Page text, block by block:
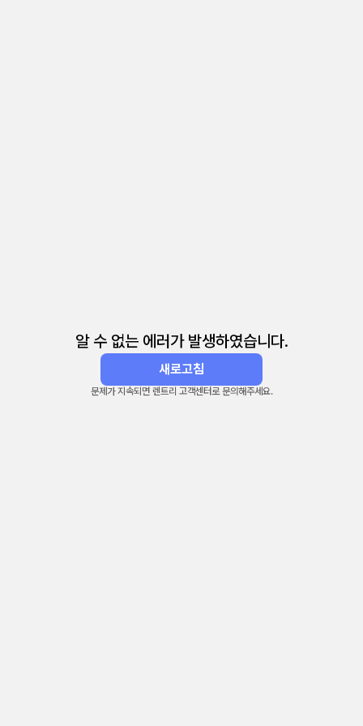
알 수 없는 에러가 발생하였습니다.
새로고침
문제가 지속되면 렌트리 고객센터로 문의해주세요.